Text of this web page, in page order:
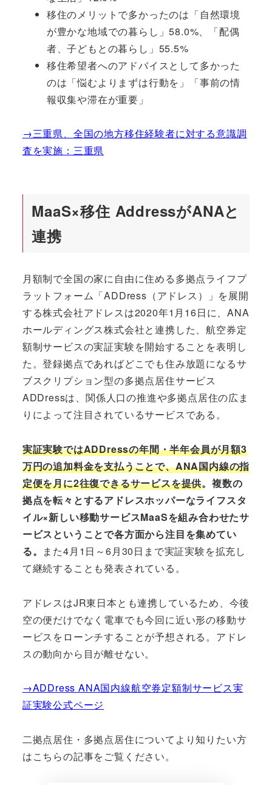
移住のメリットで多かったのは「自然環境
が豊かな地域での暮らし」58.0%、「配偶
者、子どもとの暮らし」55.5%
移住希望者へのアドバイスとして多かった
のは「悩むよりまずは行動を」「事前の情
報収集や滞在が重要」
→三重県、全国の地方移住経験者に対する意識調
査を実施：三重県
MaaS×移住 AddressがANAと
連携
月額制で全国の家に自由に住める多拠点ライフプ
ラットフォーム「ADDress（アドレス）」を展開
する株式会社アドレスは2020年1月16日に、ANA
ホールディングス株式会社と連携した、航空券定
額制サービスの実証実験を開始することを表明し
た。登録拠点であればどこでも住み放題になるサ
ブスクリプション型の多拠点居住サービス
ADDressは、関係人口の推進や多拠点居住の広ま
りによって注目されているサービスである。
実証実験ではADDressの年間・半年会員が月額3
万円の追加料金を支払うことで、ANA国内線の指
定便を月に2往復できるサービスを提供。複数の
拠点を転々とするアドレスホッパーなライフスタ
イル×新しい移動サービスMaaSを組み合わせたサ
ービスということで各方面から注目を集めてい
る。 また4月1日～6月30日まで実証実験を拡充し
て継続することも発表されている。
アドレスはJR東日本とも連携しているため、今後
空の便だけでなく電車でも今回に近い形の移動サ
ービスをローンチすることが予想される。アドレ
スの動向から目が離せない。
→ADDress ANA国内線航空券定額制サービス実
証実験公式ページ
二拠点居住・多拠点居住についてより知りたい方
はこちらの記事をご覧ください。